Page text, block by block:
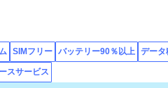
SIMフリー バッテリー90％以上 データ
スサービス